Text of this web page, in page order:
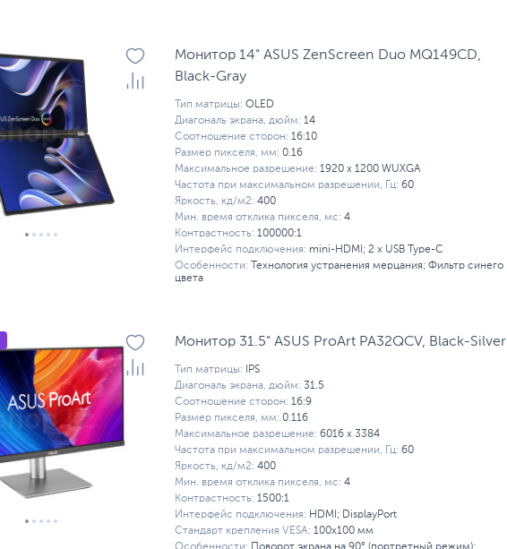
Монитор 14" ASUS ZenScreen Duo MQ149CD,
Black-Gray
Тип матрицы: OLED
Диагональ экрана, дюйм: 14
Соотношение сторон: 16:10
Размер пикселя, мм: 0.16
Максимальное разрешение: 1920 x 1200 WUXGA
Частота при максимальном разрешении, Гц: 60
Яркость, кд/м2: 400
Мин. время отклика пикселя, мс: 4
Контрастность: 100000:1
Интерфейс подключения: mini-HDMI; 2 x USB Type-C
Особенности:
Технология устранения мерцания; Фильтр синего
цвета
Монитор 31.5" ASUS ProArt PA32QCV, Black-Silver
Тип матрицы:
IPS
Диагональ экрана, дюйм: 31.5
Соотношение сторон: 16:9
Размер пикселя, мм: 0.116
Максимальное разрешение: 6016 x 3384
Частота при максимальном разрешении, Гц: 60
Яркость, кд/м2: 400
Мин. время отклика пикселя, мс: 4
Контрастность: 1500:1
Интерфейс подключения: HDMI; DisplayPort
Стандарт крепления VESA: 100x100 мм